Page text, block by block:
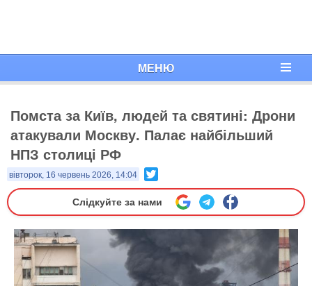
МЕНЮ
Помста за Київ, людей та святині: Дрони
атакували Москву. Палає найбільший
НПЗ столиці РФ
вівторок, 16 червень 2026, 14:04
Слідкуйте за нами